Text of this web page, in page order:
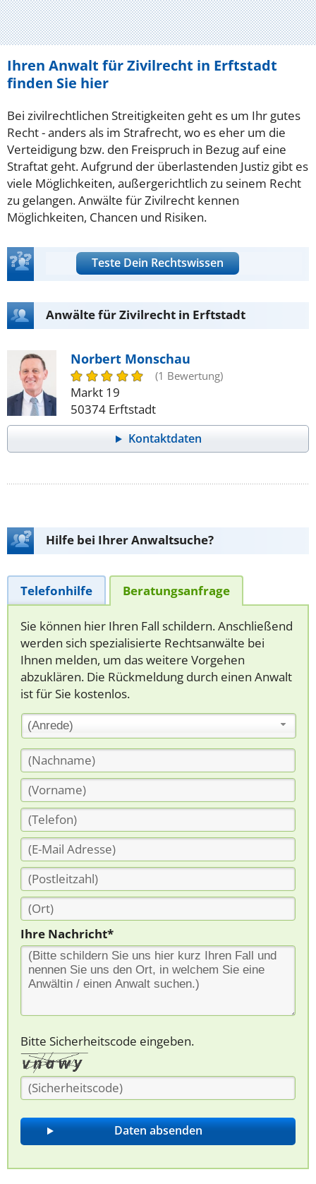
Ihren Anwalt für Zivilrecht in Erftstadt
finden Sie hier
Bei zivilrechtlichen Streitigkeiten geht es um Ihr gutes
Recht - anders als im Strafrecht, wo es eher um die
Verteidigung bzw. den Freispruch in Bezug auf eine
Straftat geht. Aufgrund der überlastenden Justiz gibt es
viele Möglichkeiten, außergerichtlich zu seinem Recht
zu gelangen. Anwälte für Zivilrecht kennen
Möglichkeiten, Chancen und Risiken.
Teste Dein Rechtswissen
Anwälte für Zivilrecht in Erftstadt
Norbert Monschau
(1 Bewertung)
Markt 19
50374 Erftstadt
Kontaktdaten
Hilfe bei Ihrer Anwaltsuche?
Telefonhilfe Beratungsanfrage
Sie können hier Ihren Fall schildern. Anschließend
werden sich spezialisierte Rechtsanwälte bei
Ihnen melden, um das weitere Vorgehen
abzuklären. Die Rückmeldung durch einen Anwalt
ist für Sie kostenlos.
(Anrede)
Ihre Nachricht*
Bitte Sicherheitscode eingeben.